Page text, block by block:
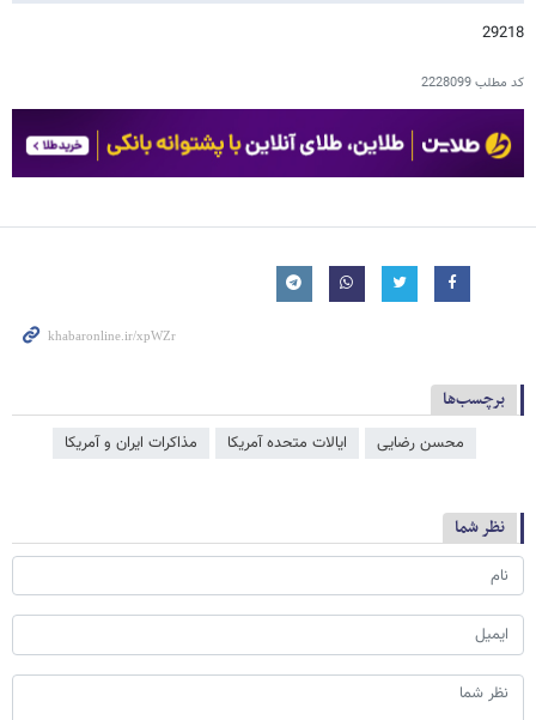
29218
کد مطلب2228099
برچسب‌ها
محسن رضایی ایالات متحده آمریکا مذاکرات ایران و آمریکا
نظر شما